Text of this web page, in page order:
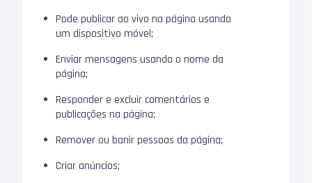
Pode publicar ao vivo na página usando
um dispositivo móvel;
Enviar mensagens usando o nome da
página;
Responder e excluir comentários e
publicações na página;
Remover ou banir pessoas da página;
Criar anúncios;